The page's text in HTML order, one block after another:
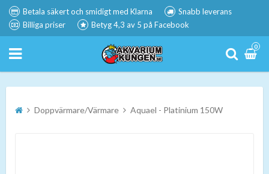
Betala säkert och smidigt med Klarna
Snabb leverans
Billiga priser
Betyg 4,3 av 5 på Facebook
0
Doppvärmare/Värmare Aquael - Platinium 150W